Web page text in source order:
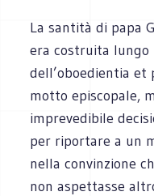
La santità di papa
era costruita lungo
dell’oboedientia et
motto episcopale,
imprevedibile
per riportare a un
nella convinzione
non aspettasse